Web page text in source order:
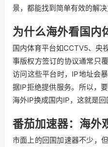
景，都能找到简单有效的解决
为什么海外看国内
国内体育平台如CCTV5、央
事版权方签订的协议通常只
访问这些平台时，IP地址会
据IP拒绝提供服务。所以，
海外IP换成国内IP，这就是回
番茄加速器：海外
市面上的回国加速器不少，